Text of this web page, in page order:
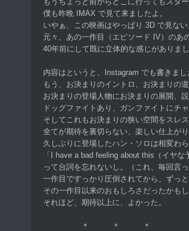
僕も昨晩 IMAX で見て来ましたよ。
いやぁ、この映画はやっぱり 3D で見ない
元々、あの一作目（エピソード IV）のあ
40年前にして既に立体的な感じがありま
内容はというと、Instagram でも書きまし
もう、お決まりのイントロ、お決まりの道
お決まりの登場人物にお決まりの展開、設
ドッグファイトあり、ガンファイトにチャ
そしてこれもお決まりの狭い空間をスレ
全てが期待を裏切らない、楽しい仕上がり
久しぶりに登場したハン・ソロは相変わ
「I have a bad feeling about this（イヤな
って台詞を忘れないし。（これ、毎回言っ
一作目ですっかり圧倒されてから、ずっ
その一作目以来のおもしろさだったかもし
それほど、期待以上に、よかった。
＊ ＊ ＊